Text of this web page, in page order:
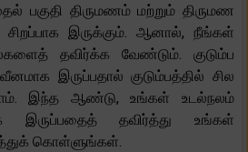
பகுதி திருமணம் மற்றும் திருமண
இருக்கும். ஆனால், நீங்கள்
தவிர்க்க வேண்டும். குடும்ப
இருப்பதால் குடும்பத்தில் சில
இந்த ஆண்டு, உங்கள் உடல்நலம்
இருப்பதைத் தவிர்த்து உங்கள்
கொள்ளுங்கள்.